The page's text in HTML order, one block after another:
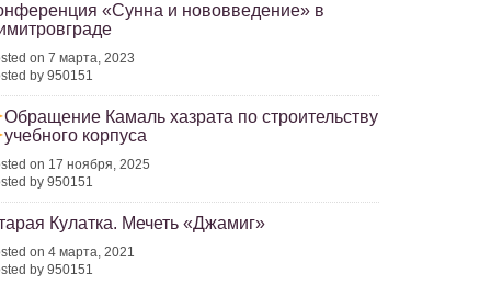
«Сунна и нововведение» в
on 7 марта, 2023
by 950151
Обращение Камаль хазрата по строительству
учебного корпуса
on 17 ноября, 2025
by 950151
Кулатка. Мечеть «Джамиг»
on 4 марта, 2021
by 950151